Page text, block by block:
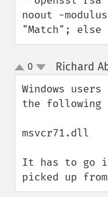
noout -
"Match";
up
down
0 Richard
Windows
the following
msvcr71.dll
It has to go
picked up